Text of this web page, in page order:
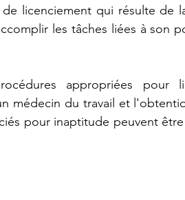
licenciement qui résulte de
les tâches liées à son
appropriées pour
médecin du travail et
pour inaptitude peuvent être